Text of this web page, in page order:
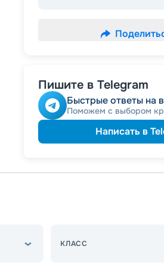
Пишите в Telegram
Быстрые ответы на
Поможем с выбором
Написать в
КЛАСС